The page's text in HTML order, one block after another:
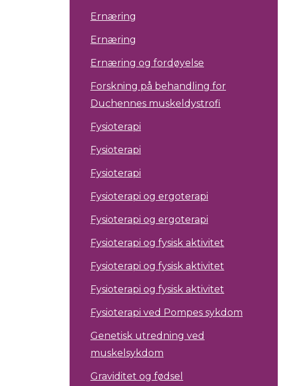
Ernæring
Ernæring
Ernæring og fordøyelse
Forskning på behandling for
Duchennes muskeldystrofi
Fysioterapi
Fysioterapi
Fysioterapi
Fysioterapi og ergoterapi
Fysioterapi og ergoterapi
Fysioterapi og fysisk aktivitet
Fysioterapi og fysisk aktivitet
Fysioterapi og fysisk aktivitet
Fysioterapi ved Pompes sykdom
Genetisk utredning ved
muskelsykdom
Graviditet og fødsel